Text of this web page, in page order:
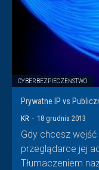
CYBERBEZPIECZEŃSTWO
Prywatne IP vs
KR - 18 grudnia 2013
Gdy chcesz
przeglądarce jej
Tłumaczeniem